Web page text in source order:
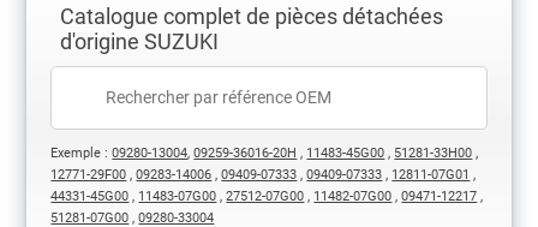
Catalogue complet de pièces détachées
d'origine SUZUKI
Exemple :09280-13004,09259-36016-20H , 11483-45G00 , 51281-33H00 ,
12771-29F00 ,09283-14006 ,09409-07333 ,09409-07333 , 12811-07G01 ,
44331-45G00 , 11483-07G00 ,27512-07G00 , 11482-07G00 ,09471-12217 ,
51281-07G00 ,09280-33004